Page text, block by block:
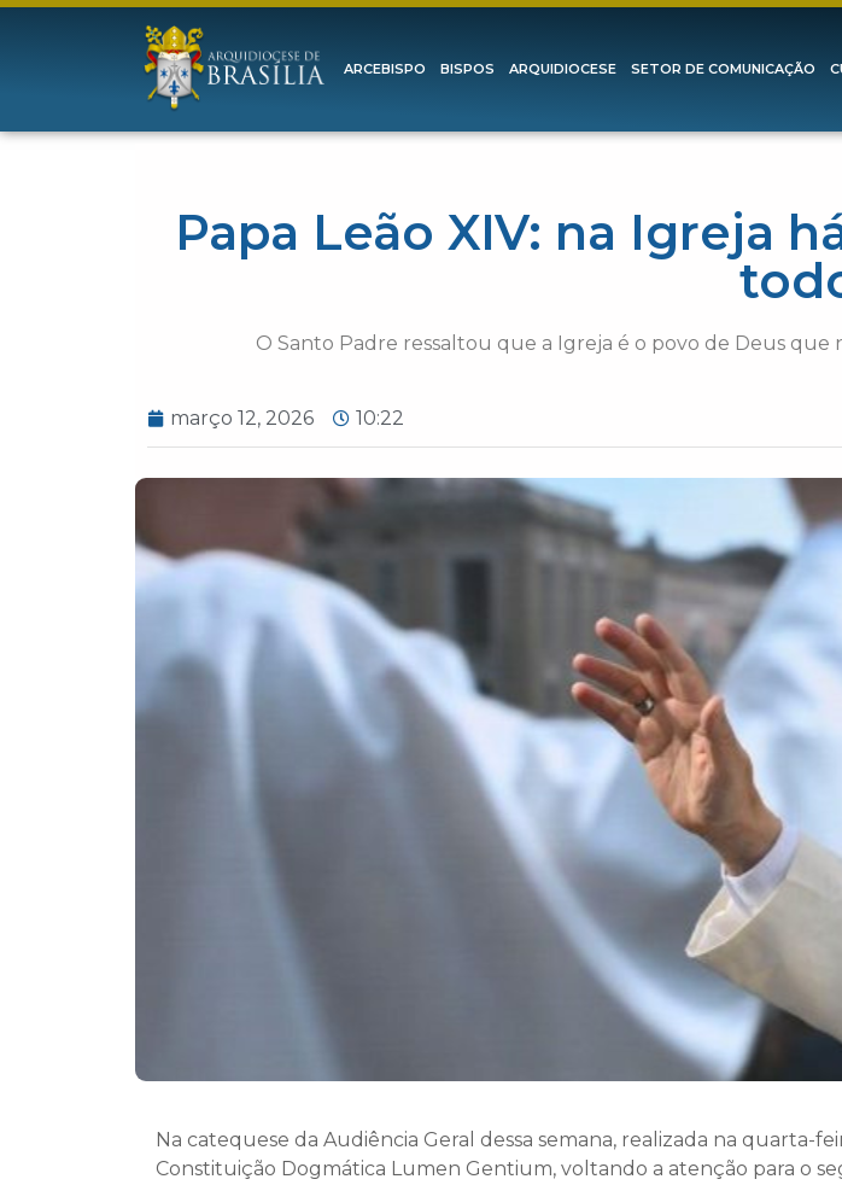
ARCEBISPO BISPOS ARQUIDIOCESE SETOR DE COMUNICAÇÃO
Papa Leão XIV: na Igreja
O Santo Padre ressaltou que a Igreja é o povo de Deus que
março 12, 2026 10:22
Na catequese da Audiência Geral dessa semana, realizada na quarta-
Constituição Dogmática Lumen Gentium, voltando a atenção para o